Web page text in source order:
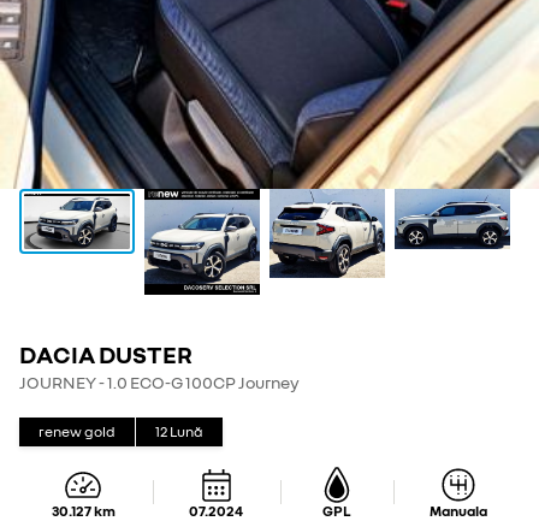
DACIA DUSTER
JOURNEY - 1.0 ECO-G 100CP Journey
renew gold 12 Lună
30.127km 07.2024 GPL Manuala